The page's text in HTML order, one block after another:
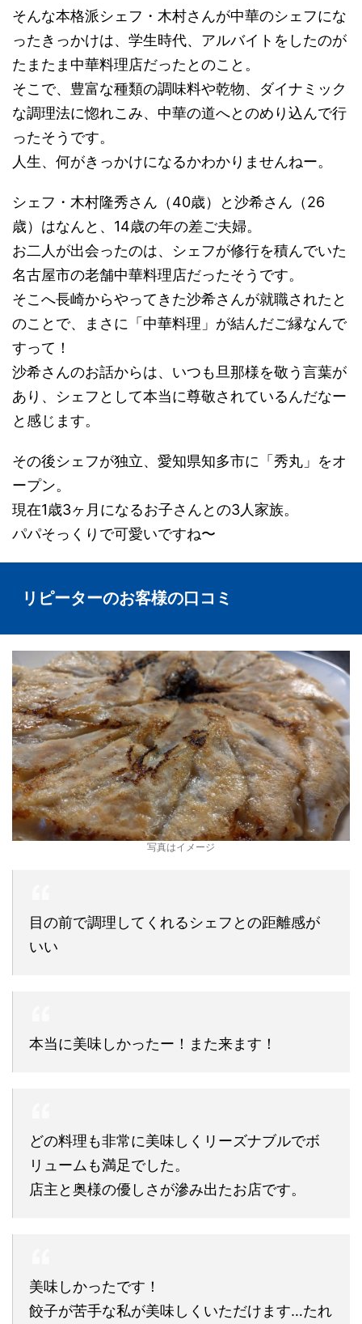
そんな本格派シェフ・木村さんが中華のシェフにな
ったきっかけは、学生時代、アルバイトをしたのが
たまたま中華料理店だったとのこと。
そこで、豊富な種類の調味料や乾物、ダイナミック
な調理法に惚れこみ、中華の道へとのめり込んで行
ったそうです。
人生、何がきっかけになるかわかりませんねー。
シェフ・木村隆秀さん（40歳）と沙希さん（26
歳）はなんと、14歳の年の差ご夫婦。
お二人が出会ったのは、シェフが修行を積んでいた
名古屋市の老舗中華料理店だったそうです。
そこへ長崎からやってきた沙希さんが就職されたと
のことで、まさに「中華料理」が結んだご縁なんで
すって！
沙希さんのお話からは、いつも旦那様を敬う言葉が
あり、シェフとして本当に尊敬されているんだなー
と感じます。
その後シェフが独立、愛知県知多市に「秀丸」をオ
ープン。
現在1歳3ヶ月になるお子さんとの3人家族。
パパそっくりで可愛いですね〜
リピーターのお客様の口コミ
写真はイメージ
目の前で調理してくれるシェフとの距離感が
いい
本当に美味しかったー！また来ます！
どの料理も非常に美味しくリーズナブルでボ
リュームも満足でした。
店主と奥様の優しさが滲み出たお店です。
美味しかったです！
餃子が苦手な私が美味しくいただけます…たれ